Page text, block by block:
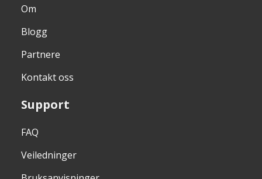
Om
Blogg
Partnere
Kontakt oss
Support
FAQ
Veiledninger